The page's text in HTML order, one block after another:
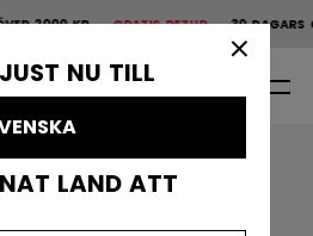
NU TILL
LAND ATT
animation.
2000 KRGRATIS RETUR30 DAGARS
Fri frakt över 2000 kr
0
Jerseys